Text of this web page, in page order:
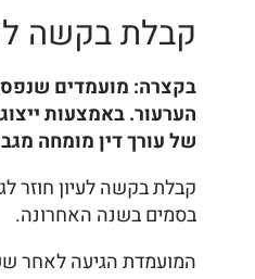
קבלת בקשה
בקצרה: מועמדים
הערעור. באמצעות
של עורך דין מומחה
בסמים בשנה האחרונה.
המועמדת הגיעה לאחר